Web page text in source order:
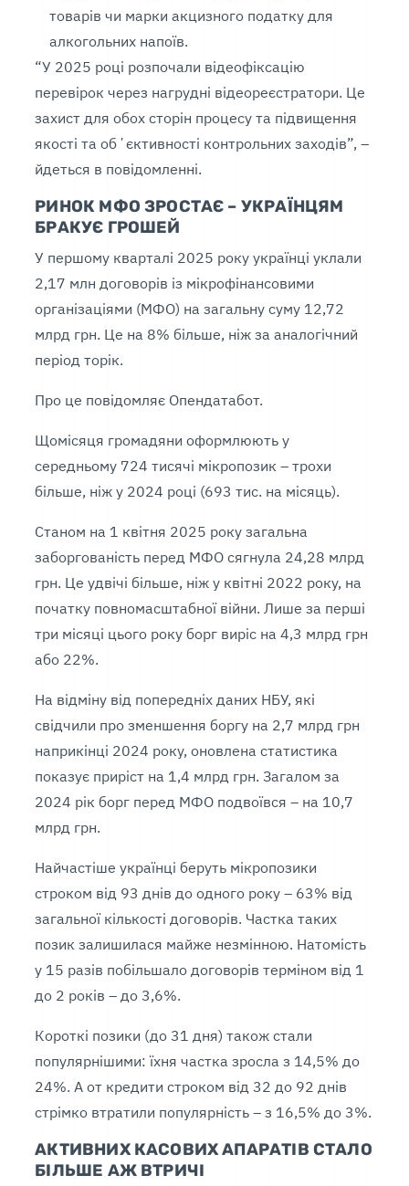
товарів чи марки акцизного податку для
алкогольних напоїв.
“У 2025 році розпочали відеофіксацію
перевірок через нагрудні відеореєстратори. Це
захист для обох сторін процесу та підвищення
якості та обʼєктивності контрольних заходів”, –
йдеться в повідомленні.
РИНОК МФО ЗРОСТАЄ – УКРАЇНЦЯМ
БРАКУЄ ГРОШЕЙ
У першому кварталі 2025 року українці уклали
2,17 млн договорів із мікрофінансовими
організаціями (МФО) на загальну суму 12,72
млрд грн. Це на 8% більше, ніж за аналогічний
період торік.
Про це повідомляє Опендатабот.
Щомісяця громадяни оформлюють у
середньому 724 тисячі мікропозик – трохи
більше, ніж у 2024 році (693 тис. на місяць).
Станом на 1 квітня 2025 року загальна
заборгованість перед МФО сягнула 24,28 млрд
грн. Це удвічі більше, ніж у квітні 2022 року, на
початку повномасштабної війни. Лише за перші
три місяці цього року борг виріс на 4,3 млрд грн
або 22%.
На відміну від попередніх даних НБУ, які
свідчили про зменшення боргу на 2,7 млрд грн
наприкінці 2024 року, оновлена статистика
показує приріст на 1,4 млрд грн. Загалом за
2024 рік борг перед МФО подвоївся – на 10,7
млрд грн.
Найчастіше українці беруть мікропозики
строком від 93 днів до одного року – 63% від
загальної кількості договорів. Частка таких
позик залишилася майже незмінною. Натомість
у 15 разів побільшало договорів терміном від 1
до 2 років – до 3,6%.
Короткі позики (до 31 дня) також стали
популярнішими: їхня частка зросла з 14,5% до
24%. А от кредити строком від 32 до 92 днів
стрімко втратили популярність – з 16,5% до 3%.
АКТИВНИХ КАСОВИХ АПАРАТІВ СТАЛО
БІЛЬШЕ АЖ ВТРИЧІ